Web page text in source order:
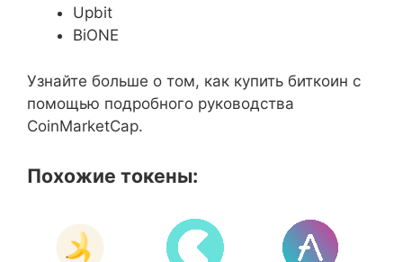
Upbit
BiONE
Узнайте больше о том, как купить биткоин с
помощью подробного руководства
CoinMarketCap.
Похожие токены: